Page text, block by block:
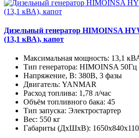
Дизельный генератор HIMOINSA
(13,1 кВА), капот
Максимальная мощность: 13,1
Тип генератора: HIMOINSA 50Гц
Напряжение, В: 380В, 3 фазы
Двигатель: YANMAR
Расход топлива: 1,78 л/час
Объём топливного бака: 45
Тип запуска: Электростартер
Вес: 550 кг
Габариты (ДхШхВ):